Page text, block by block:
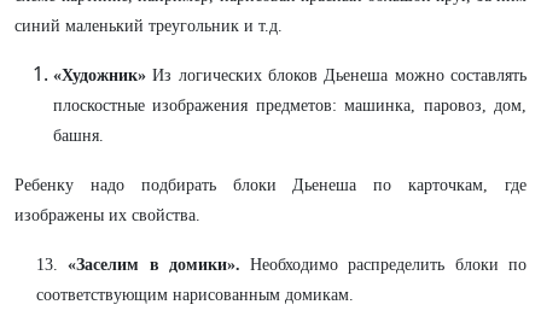
синий маленький треугольник и т.д.
«Художник» Из логических блоков Дьенеша можно составлять
плоскостные изображения предметов: машинка, паровоз, дом,
башня.
Ребенку надо подбирать блоки Дьенеша по карточкам, где
изображены их свойства.
13. «Заселим в домики». Необходимо распределить блоки по
соответствующим нарисованным домикам.